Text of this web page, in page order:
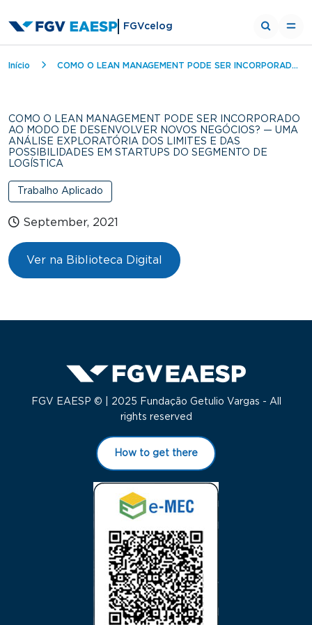
FGVcelog
Breadcrumb
Início COMO O LEAN MANAGEMENT PODE SER INCORPORADO AO MODO DE DESENVOLVER NOVOS NEGÓCIOS? — UMA ANÁLISE EXPLORATÓRIA DOS LIMITES E DAS POSSIBILIDADES EM STARTUPS DO SEGMENTO DE LOGÍSTICA
COMO O LEAN MANAGEMENT PODE SER INCORPORADO
AO MODO DE DESENVOLVER NOVOS NEGÓCIOS? — UMA
ANÁLISE EXPLORATÓRIA DOS LIMITES E DAS
POSSIBILIDADES EM STARTUPS DO SEGMENTO DE
LOGÍSTICA
Trabalho Aplicado
September, 2021
Ver na Biblioteca Digital
FGV EAESP © | 2025 Fundação Getulio Vargas - All
rights reserved
How to get there